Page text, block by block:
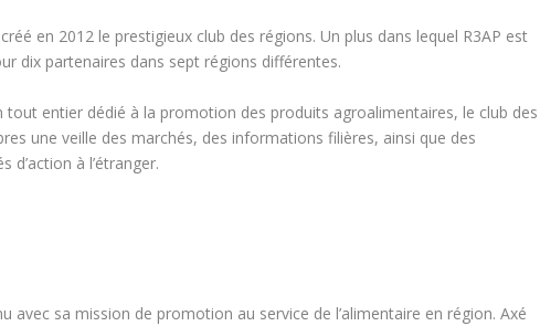
en 2012 le prestigieux club des régions. Un plus dans lequel R3AP est
dix partenaires dans sept régions différentes.
tout entier dédié à la promotion des produits agroalimentaires, le club des
une veille des marchés, des informations filières, ainsi que des
à l’étranger.
avec sa mission de promotion au service de l’alimentaire en région. Axé